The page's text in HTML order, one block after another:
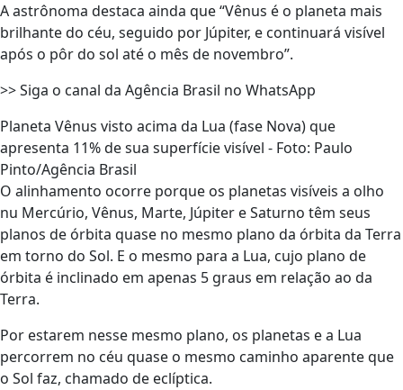
A astrônoma destaca ainda que “Vênus é o planeta mais
brilhante do céu, seguido por Júpiter, e continuará visível
após o pôr do sol até o mês de novembro”.
>> Siga o canal da Agência Brasil no WhatsApp
Planeta Vênus visto acima da Lua (fase Nova) que
apresenta 11% de sua superfície visível - Foto: Paulo
Pinto/Agência Brasil
O alinhamento ocorre porque os planetas visíveis a olho
nu Mercúrio, Vênus, Marte, Júpiter e Saturno têm seus
planos de órbita quase no mesmo plano da órbita da Terra
em torno do Sol. E o mesmo para a Lua, cujo plano de
órbita é inclinado em apenas 5 graus em relação ao da
Terra.
Por estarem nesse mesmo plano, os planetas e a Lua
percorrem no céu quase o mesmo caminho aparente que
o Sol faz, chamado de eclíptica.